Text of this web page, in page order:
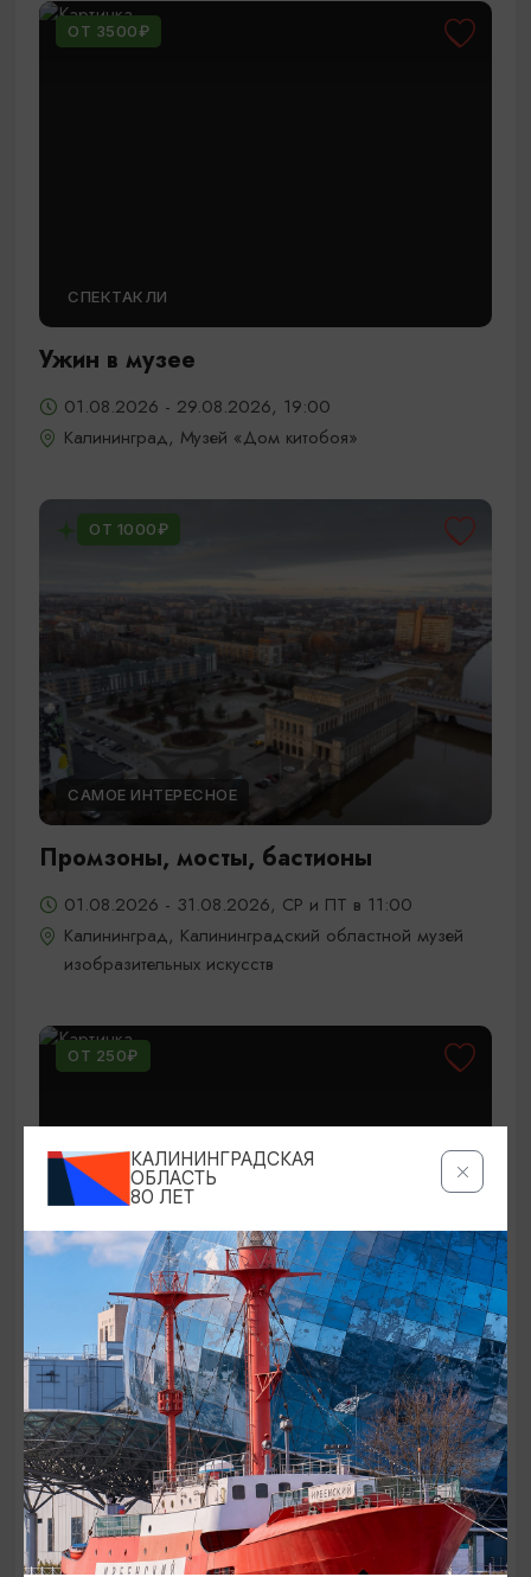
ОТ 3500₽
СПЕКТАКЛИ
Ужин в музее
01.08.2026 - 29.08.2026, 19:00
Калининград, Музей «Дом китобоя»
ОТ 1000₽
САМОЕ ИНТЕРЕСНОЕ
Промзоны, мосты, бастионы
01.08.2026 - 31.08.2026, СР и ПТ в 11:00
Калининград, Калининградский областной музей
изобразительных искусств
ОТ 250₽
КОНЦЕРТЫ
Мероприятия в Доме-музее Германа
Брахерта в августе
01.08.2026 - 31.08.2026
Светлогорск, Дом-музей Германа Брахерта
КАЛИНИНГРАДСКАЯ
ОБЛАСТЬ
80 ЛЕТ